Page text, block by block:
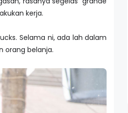
kerja.
Selama ni, ada lah dalam
orang belanja.